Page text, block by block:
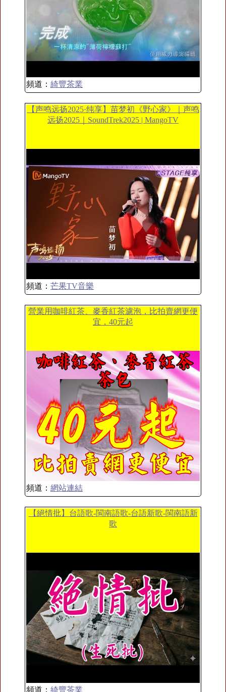
頻道： 綺豐茶業
【声鸣远扬2025·纯享】苗梦初《野心家》｜声鸣
远扬2025｜SoundTrek2025 | MangoTV
頻道： 芒果TV音樂
營業用咖啡紅茶、麥香紅茶濾泡，比拍賣網更便
宜，40元起
頻道： 網站連結
【絕情批】台語歌-閩南語歌-台語新歌-閩南語新
歌
頻道： 綺豐茶業